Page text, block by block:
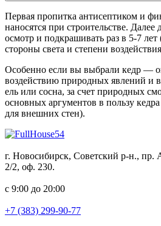
Первая пропитка антисептиком и
наносятся при строительстве. Далее
осмотр и подкрашивать раз в 5-7 лет
стороны света и степени
Особенно если вы выбрали кедр —
воздействию природных явлений и
ель или сосна, за счет природных
основных аргументов в пользу
для внешних стен).
г. Новосибирск, Советский р-н., пр.
2/2, оф. 230.
с 9:00 до 20:00
+7 (383) 299-90-77